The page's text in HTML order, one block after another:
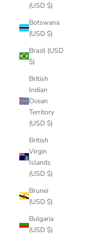
(USD $)
Botswana
(USD $)
Brazil (USD
$)
British
Indian
Ocean
Territory
(USD $)
British
Virgin
Islands
(USD $)
Brunei
(USD $)
Bulgaria
(USD $)